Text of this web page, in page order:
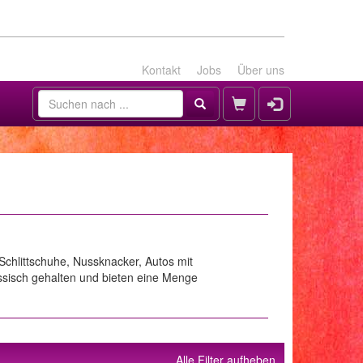
Kontakt Jobs Über uns
Nussknacker, Autos mit
gehalten und bieten eine Menge
Alle Filter aufheben